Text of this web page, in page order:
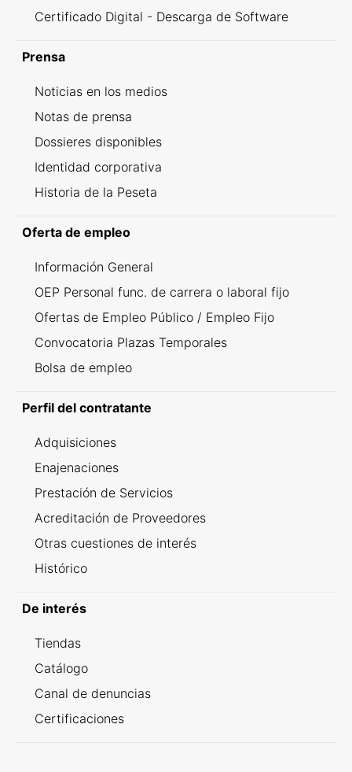
Certificado Digital - Descarga de Software
Prensa
Noticias en los medios
Notas de prensa
Dossieres disponibles
Identidad corporativa
Historia de la Peseta
Oferta de empleo
Información General
OEP Personal func. de carrera o laboral fijo
Ofertas de Empleo Público / Empleo Fijo
Convocatoria Plazas Temporales
Bolsa de empleo
Perfil del contratante
Adquisiciones
Enajenaciones
Prestación de Servicios
Acreditación de Proveedores
Otras cuestiones de interés
Histórico
De interés
Tiendas
Catálogo
Canal de denuncias
Certificaciones